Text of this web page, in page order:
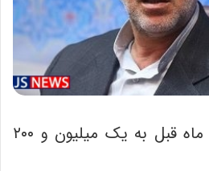
فروش روزانه نفت در ماه قبل به یک میلیون و ۲۰۰